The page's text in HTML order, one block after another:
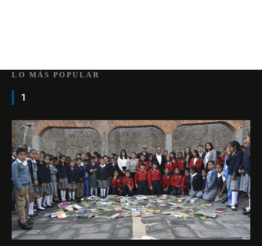
LO MÁS POPULAR
1